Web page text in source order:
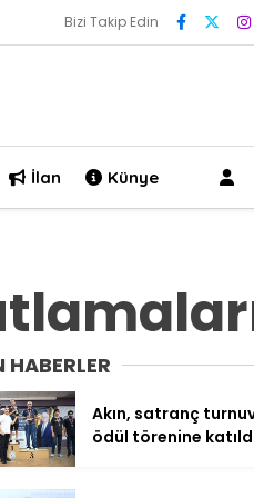
Bizi Takip Edin
İlan Künye
HABERLER
Akın, satranç
ödül törenine